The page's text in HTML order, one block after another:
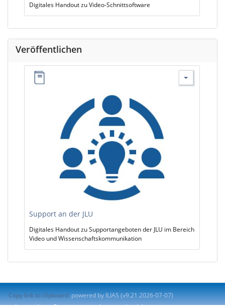
Digitales Handout zu Video-Schnittsoftware
Veröffentlichen
Support an der JLU
Digitales Handout zu Supportangeboten der JLU im Bereich
Video und Wissenschaftskommunikation
Copy link to clipboard powered by ILIAS (v9.21 2026-07-07)